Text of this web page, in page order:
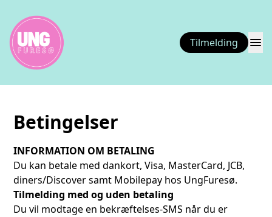
Tilmelding menu
Betingelser
INFORMATION OM BETALING
Du kan betale med dankort, Visa, MasterCard, JCB,
diners/Discover samt Mobilepay hos UngFuresø.
Tilmelding med og uden betaling
Du vil modtage en bekræftelses-SMS når du er